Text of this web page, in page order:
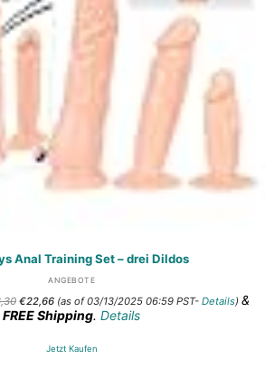
Anal Training Set – drei Dildos
ANGEBOTE
Ursprünglicher
Preis
war:
€22,66Aktueller
Preis
ist:
(as of 03/13/2025 06:59 PST- Details) &
FREE Shipping. Details
Jetzt Kaufen